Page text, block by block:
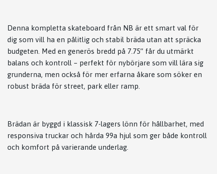
Denna kompletta skateboard från NB är ett smart val för
dig som vill ha en pålitlig och stabil bräda utan att spräcka
budgeten. Med en generös bredd på 7.75” får du utmärkt
balans och kontroll – perfekt för nybörjare som vill lära sig
grunderna, men också för mer erfarna åkare som söker en
robust bräda för street, park eller ramp.
Brädan är byggd i klassisk 7-lagers lönn för hållbarhet, med
responsiva truckar och hårda 99a hjul som ger både kontroll
och komfort på varierande underlag.